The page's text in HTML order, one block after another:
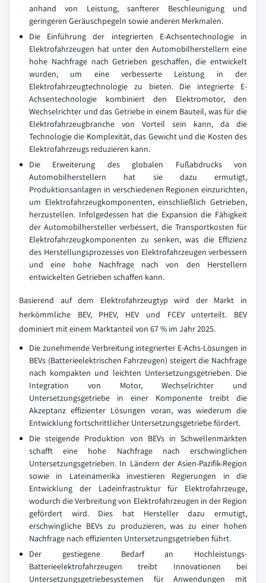
anhand von Leistung, sanfterer Beschleunigung und
geringeren Geräuschpegeln sowie anderen Merkmalen.
Die Einführung der integrierten E-Achsentechnologie in
Elektrofahrzeugen hat unter den Automobilherstellern eine
hohe Nachfrage nach Getrieben geschaffen, die entwickelt
wurden, um eine verbesserte Leistung in der
Elektrofahrzeugtechnologie zu bieten. Die integrierte E-
Achsentechnologie kombiniert den Elektromotor, den
Wechselrichter und das Getriebe in einem Bauteil, was für die
Elektrofahrzeugbranche von Vorteil sein kann, da die
Technologie die Komplexität, das Gewicht und die Kosten des
Elektrofahrzeugs reduzieren kann.
Die Erweiterung des globalen Fußabdrucks von
Automobilherstellern hat sie dazu ermutigt,
Produktionsanlagen in verschiedenen Regionen einzurichten,
um Elektrofahrzeugkomponenten, einschließlich Getrieben,
herzustellen. Infolgedessen hat die Expansion die Fähigkeit
der Automobilhersteller verbessert, die Transportkosten für
Elektrofahrzeugkomponenten zu senken, was die Effizienz
des Herstellungsprozesses von Elektrofahrzeugen verbessern
und eine hohe Nachfrage nach von den Herstellern
entwickelten Getrieben schaffen kann.
Basierend auf dem Elektrofahrzeugtyp wird der Markt in
herkömmliche BEV, PHEV, HEV und FCEV unterteilt. BEV
dominiert mit einem Marktanteil von 67 % im Jahr 2025.
Die zunehmende Verbreitung integrierter E-Achs-Lösungen in
BEVs (Batterieelektrischen Fahrzeugen) steigert die Nachfrage
nach kompakten und leichten Untersetzungsgetrieben. Die
Integration von Motor, Wechselrichter und
Untersetzungsgetriebe in einer Komponente treibt die
Akzeptanz effizienter Lösungen voran, was wiederum die
Entwicklung fortschrittlicher Untersetzungsgetriebe fördert.
Die steigende Produktion von BEVs in Schwellenmärkten
schafft eine hohe Nachfrage nach erschwinglichen
Untersetzungsgetrieben. In Ländern der Asien-Pazifik-Region
sowie in Lateinamerika investieren Regierungen in die
Entwicklung der Ladeinfrastruktur für Elektrofahrzeuge,
wodurch die Verbreitung von Elektrofahrzeugen in der Region
gefördert wird. Dies hat Hersteller dazu ermutigt,
erschwingliche BEVs zu produzieren, was zu einer hohen
Nachfrage nach effizienten Untersetzungsgetrieben führt.
Der gestiegene Bedarf an Hochleistungs-
Batterieelektrofahrzeugen treibt Innovationen bei
Untersetzungsgetriebesystemen für Anwendungen mit